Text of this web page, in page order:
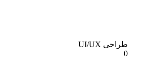
طراحی UI/UX
0